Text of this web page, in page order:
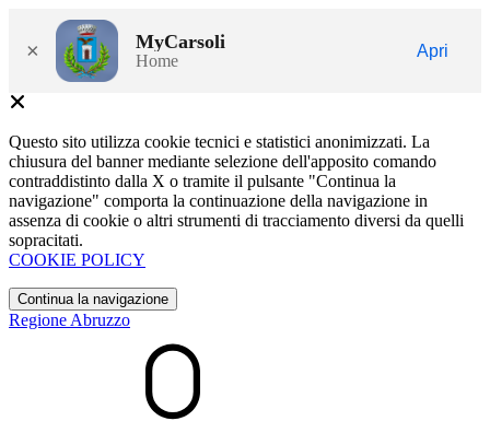
× MyCarsoli
Home
Apri
Questo sito utilizza cookie tecnici e statistici anonimizzati. La
chiusura del banner mediante selezione dell'apposito comando
contraddistinto dalla X o tramite il pulsante "Continua la
navigazione" comporta la continuazione della navigazione in
assenza di cookie o altri strumenti di tracciamento diversi da quelli
sopracitati.
COOKIE POLICY
Continua la navigazione
Regione Abruzzo